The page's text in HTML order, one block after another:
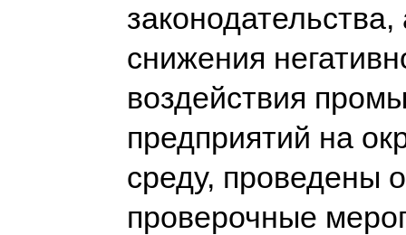
законодательства,
снижения
воздействия
предприятий на
среду, проведены
проверочные